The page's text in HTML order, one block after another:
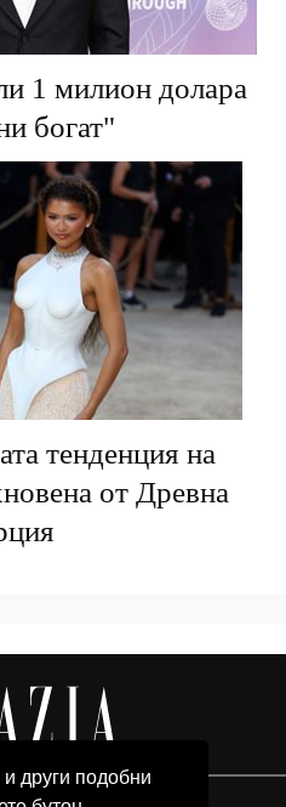
други подобни
1 милион долара
богат"
тенденция на
от Древна